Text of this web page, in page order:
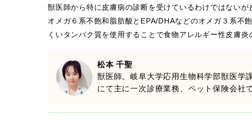
獣医師から特に皮膚病の診断を受けているわけではない
オメガ６系不飽和脂肪酸とEPA/DHAなどのオメガ３系不
くいタンパク質を使用することで食物アレルギー性皮膚
松本 千聖
獣医師。岐阜大学応用生物科学部獣医学
にて主に一次診療業務、ペット保険会社